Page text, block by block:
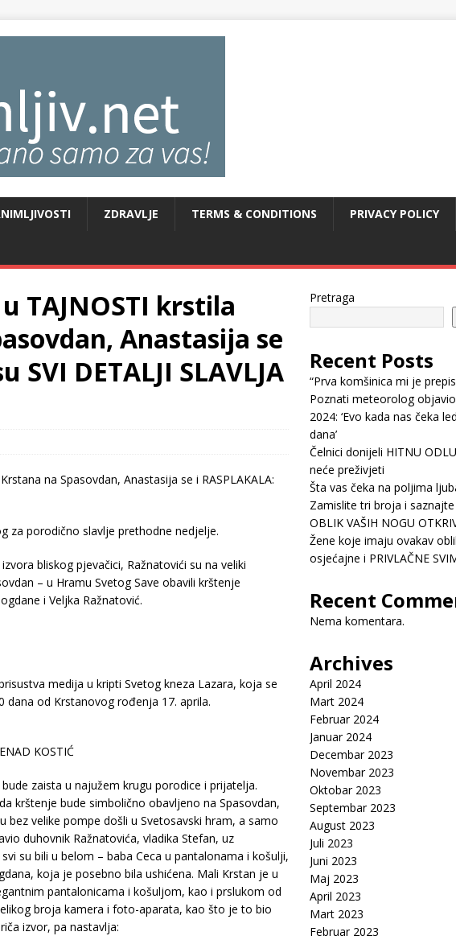
ZDRAVLJE TERMS & CONDITIONS PRIVACY POLICY
TAJNOSTI krstila
Anastasija se
SVI DETALJI SLAVLJA
za porodično slavlje prethodne nedjelje.
bliskog pjevačici, Ražnatovići su na veliki
– u Hramu Svetog Save obavili krštenje
i Veljka Ražnatović.
medija u kripti Svetog kneza Lazara, koja se
dana od Krstanovog rođenja 17. aprila.
KOSTIĆ
zaista u najužem krugu porodice i prijatelja.
krštenje bude simbolično obavljeno na Spasovdan,
bez velike pompe došli u Svetosavski hram, a samo
duhovnik Ražnatovića, vladika Stefan, uz
su bili u belom – baba Ceca u pantalonama i košulji,
koja je posebno bila ushićena. Mali Krstan je u
pantalonicama i košuljom, kao i prslukom od
broja kamera i foto-aparata, kao što je to bio
izvor, pa nastavlja:
Pretraga
Recent Posts
“Prva komšinica mi je
Poznati meteorolog
2024: ‘Evo kada nas čeka
dana’
Čelnici donijeli HITNU
neće preživjeti
Šta vas čeka na poljima
Zamislite tri broja i saznajte
OBLIK VAŠIH NOGU
Žene koje imaju ovakav
osjećajne i PRIVLAČNE
Recent
Nema komentara.
Archives
April 2024
Mart 2024
Februar 2024
Januar 2024
Decembar 2023
Novembar 2023
Oktobar 2023
Septembar 2023
August 2023
Juli 2023
Juni 2023
Maj 2023
April 2023
Mart 2023
Februar 2023